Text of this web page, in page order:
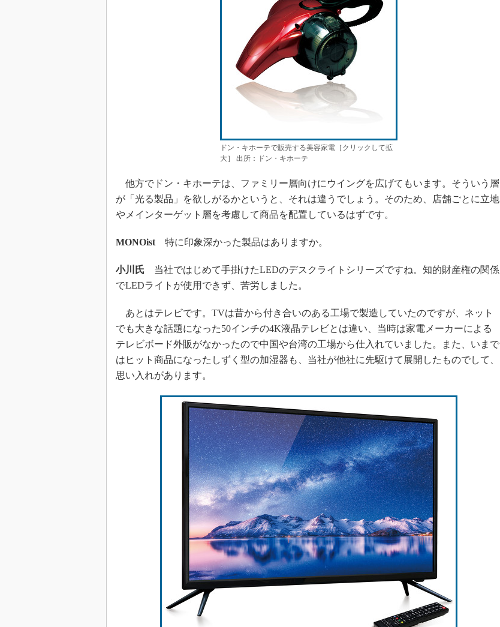
新型コロナへの対応
ドン・キホーテで販売する美容家電［クリックして拡
大］ 出所：ドン・キホーテ
他方でドン・キホーテは、ファミリー層向けにウイングを広げてもいます。そういう層
が「光る製品」を欲しがるかというと、それは違うでしょう。そのため、店舗ごとに立地
やメインターゲット層を考慮して商品を配置しているはずです。
MONOist 特に印象深かった製品はありますか。
小川氏 当社ではじめて手掛けたLEDのデスクライトシリーズですね。知的財産権の関係
でLEDライトが使用できず、苦労しました。
あとはテレビです。TVは昔から付き合いのある工場で製造していたのですが、ネット
でも大きな話題になった50インチの4K液晶テレビとは違い、当時は家電メーカーによる
テレビボード外販がなかったので中国や台湾の工場から仕入れていました。また、いまで
はヒット商品になったしずく型の加湿器も、当社が他社に先駆けて展開したものでして、
思い入れがあります。